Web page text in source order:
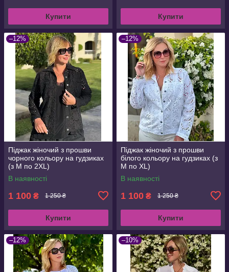
Купити Купити
–12%
Піджак жіночий з прошви
чорного кольору на гудзиках
(з M по 2XL)
В наявності
1 100 ₴ 1 250 ₴
Купити
–12%
Піджак жіночий з прошви
білого кольору на гудзиках (з
M по XL)
В наявності
1 100 ₴ 1 250 ₴
Купити
–12% –10%